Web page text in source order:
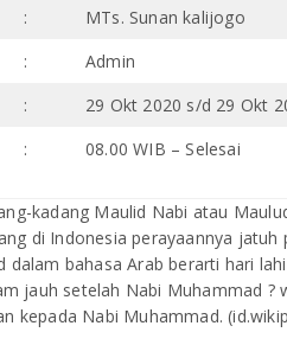
:
MTs. Sunan kalijogo
:
Admin
:
29 Okt 2020 s/d 29 Okt
: 08.00 WIB – Selesai
kadang Maulid Nabi atau
di Indonesia perayaannya
dalam bahasa Arab berarti hari
jauh setelah Nabi Muhammad ?
kepada Nabi Muhammad.